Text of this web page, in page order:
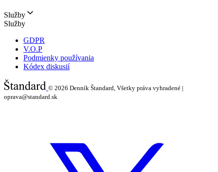
Služby
Služby
GDPR
V.O.P
Podmienky používania
Kódex diskusií
© 2026 Denník Štandard, Všetky práva vyhradené |
oprava@standard.sk